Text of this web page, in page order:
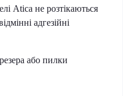
Atica не розтікаються
адгезійні
або пилки